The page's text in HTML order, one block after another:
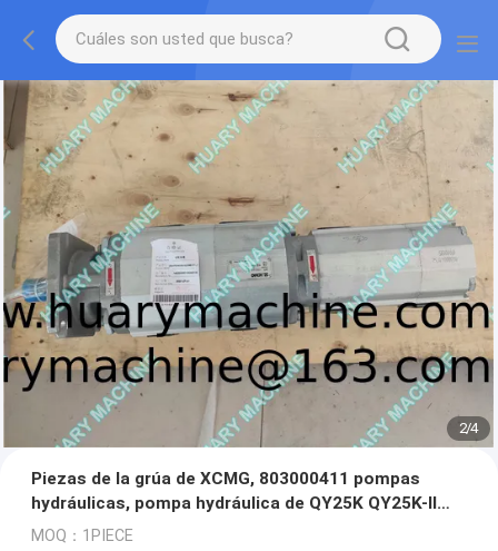
2/4
Piezas de la grúa de XCMG, 803000411 pompas
hydráulicas, pompa hydráulica de QY25K QY25K-II
QY25KA
MOQ：1PIECE